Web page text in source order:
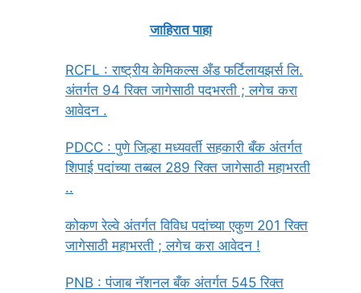
जाहिरात पाहा
RCFL : राष्ट्रीय केमिकल्स अँड फर्टिलायझर्स लि.
अंतर्गत 94 रिक्त जागेसाठी पदभरती ; लगेच करा
आवेदन .
PDCC : पुणे जिल्हा मध्यवर्ती सहकारी बँक अंतर्गत
शिपाई पदांच्या तब्बल 289 रिक्त जागेसाठी महाभरती
..
कोकण रेल्वे अंतर्गत विविध पदांच्या एकुण 201 रिक्त
जागेसाठी महाभरती ; लगेच करा आवेदन !
PNB : पंजाब नॅशनल बँक अंतर्गत 545 रिक्त